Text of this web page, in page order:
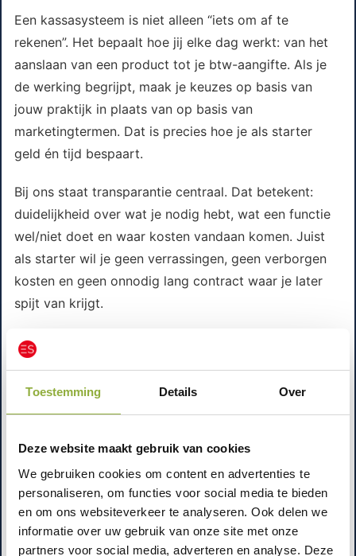
Toestemming Details Over
Deze website maakt gebruik van cookies
We gebruiken cookies om content en advertenties te
personaliseren, om functies voor social media te bieden
en om ons websiteverkeer te analyseren. Ook delen we
informatie over uw gebruik van onze site met onze
partners voor social media, adverteren en analyse. Deze
Een kassasysteem is niet alleen “iets om af te
rekenen”. Het bepaalt hoe jij elke dag werkt: van het
aanslaan van een product tot je btw-aangifte. Als je
de werking begrijpt, maak je keuzes op basis van
jouw praktijk in plaats van op basis van
marketingtermen. Dat is precies hoe je als starter
geld én tijd bespaart.
Bij ons staat transparantie centraal. Dat betekent:
duidelijkheid over wat je nodig hebt, wat een functie
wel/niet doet en waar kosten vandaan komen. Juist
als starter wil je geen verrassingen, geen verborgen
kosten en geen onnodig lang contract waar je later
spijt van krijgt.
Hoe helpt kennis over kassasystemen bij
het maken van een keuze?
Als je weet hoe kassasoftware werkt, kun je gerichter
vergelijken. Je herkent het verschil tussen “leuke
verbeteren. Ook kun je betere vragen stellen, zoals:
“Kan ik mijn artikelen snel aanmaken?”, “Hoe maak ik
een dagafsluiting?”, “Hoe zie ik btw per tarief?” en
“Kan ik later uitbreiden met
scanner/bonprinter/kassalade?”